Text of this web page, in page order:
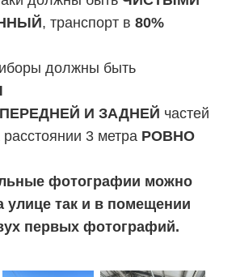
, транспорт в 80%
должны быть
ПЕРЕДНЕЙ И ЗАДНЕЙ частей
3 метра РОВНО
фотографии можно
улице так и в помещении
первых фотографий.